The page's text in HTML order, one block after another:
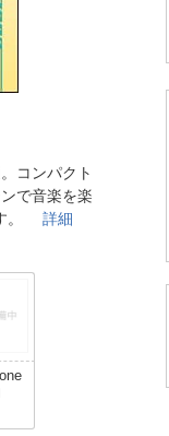
コンパクト
で音楽を楽
す。詳細